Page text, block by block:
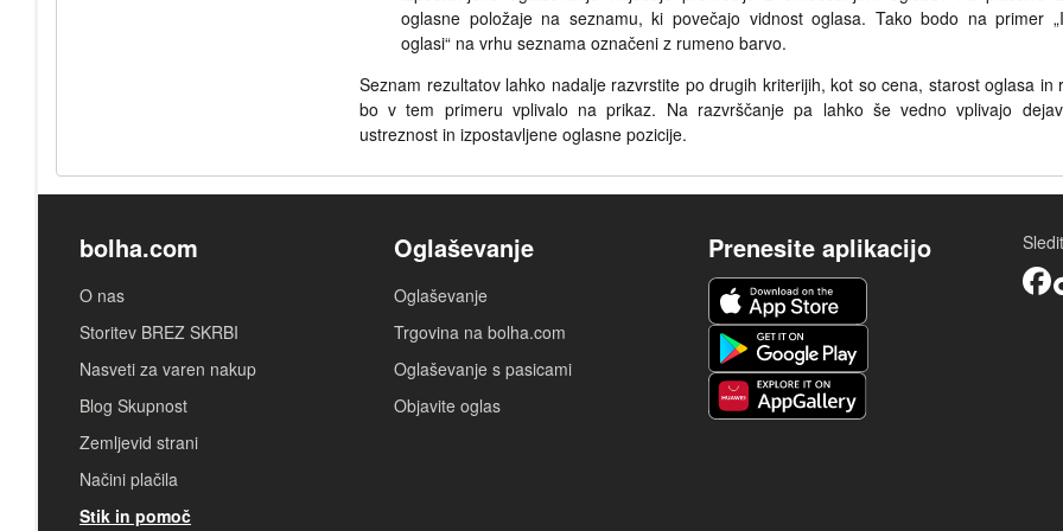
oglasne položaje na seznamu, ki povečajo vidnost oglasa. Tako bodo na primer
oglasi“ na vrhu seznama označeni z rumeno barvo.
Seznam rezultatov lahko nadalje razvrstite po drugih kriterijih, kot so cena, starost oglasa in
bo v tem primeru vplivalo na prikaz. Na razvrščanje pa lahko še vedno vplivajo
ustreznost in izpostavljene oglasne pozicije.
bolha.com
O nas
Storitev BREZ SKRBI
Nasveti za varen nakup
Blog Skupnost
Zemljevid strani
Načini plačila
Stik in pomoč
Oglaševanje
Oglaševanje
Trgovina na bolha.com
Oglaševanje s pasicami
Objavite oglas
Prenesite aplikacijo